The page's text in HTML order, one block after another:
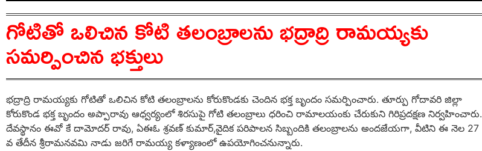
గోటితో ఒలిచిన కోటి తలంబ్రాలను భద్రాద్రి రామయ్యకు
సమర్పించిన భక్తులు
భద్రాద్రి రామయ్యకు గోటితో ఒలిచిన కోటి తలంబ్రాలను కోరుకొండకు చెందిన భక్త బృందం సమర్పించారు. తూర్పు గోదావరి జిల్లా
కోరుకొండ భక్త బృందం అప్పారావు ఆధ్వర్యంలో శిరసుపై గోటి తలంబ్రాలు ధరించి రామాలయంకు చేరుకుని గిరిప్రదక్షణ నిర్వహించారు.
దేవస్థానం ఈవో కే దామోదర్ రావు, ఏఈఓ శ్రవణ్ కుమార్,వైదిక పరిపాలన సిబ్బందికి తలంబ్రాలను అందజేయగా, వీటిని ఈ నెల 27
వ తేదీన శ్రీరామనవమి నాడు జరిగే రామయ్య కళ్యాణంలో ఉపయోగించనున్నారు.